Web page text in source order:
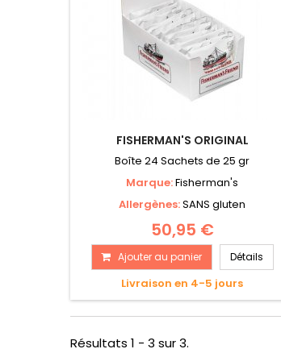
FISHERMAN'S ORIGINAL
Boîte 24 Sachets de 25 gr
Marque:Fisherman's
Allergènes:SANS gluten
50,95 €
Ajouter au panier Détails
Livraison en 4-5 jours
Résultats 1 - 3 sur 3.